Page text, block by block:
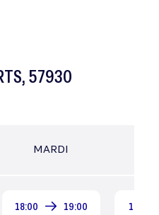
57930
MARDI
18:00
19:00
18:00